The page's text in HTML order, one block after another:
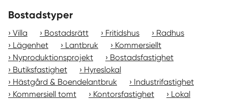
Bostadstyper
Villa Bostadsrätt Fritidshus
Radhus
Lägenhet
Lantbruk
Kommersiellt
Nyproduktionsprojekt
Bostadsfastighet
Butiksfastighet
Hyreslokal
Hästgård & Boendelantbruk
Industrifastighet
Kommersiell tomt
Kontorsfastighet
Lokal